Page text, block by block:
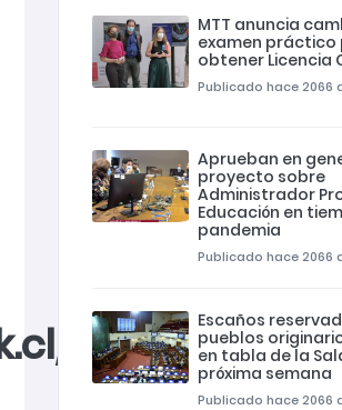
MTT anuncia
examen práctico
obtener Licencia
Publicado hace 2066
Aprueban en
proyecto sobre
Administrador
Educación en
pandemia
Publicado hace 2066
Escaños
pueblos
en tabla de la
próxima semana
Publicado hace 2066